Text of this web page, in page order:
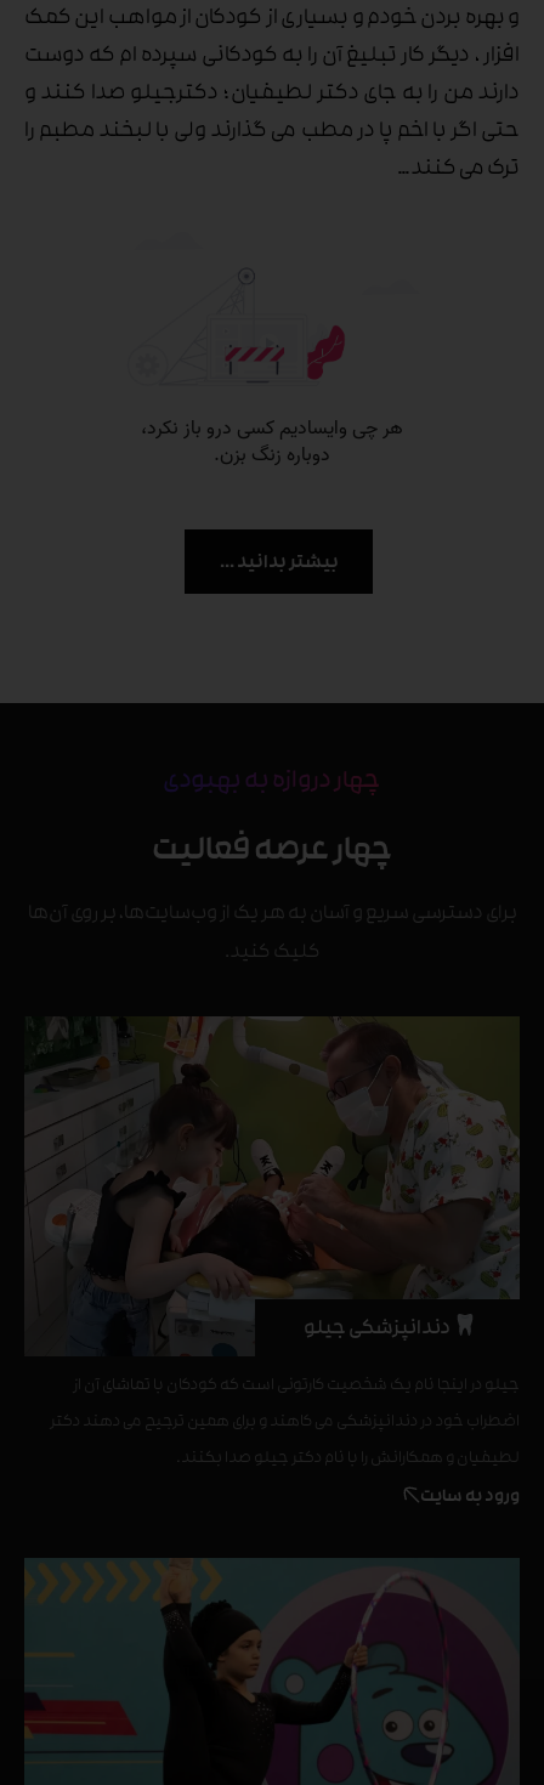
بیشتر بدانید ...
و بهره بردن خودم و بسیاری از کودکان از مواهب این کمک
افزار ، دیگر کار تبلیغ آن را به کودکانی سپرده ام که دوست
دارند من را به جای دکتر لطیفیان ؛ دکترجیلو صدا کنند و
حتی اگر با اخم پا در مطب می گذارند ولی با لبخند مطبم را
ترک می کنند …
چهار دروازه به بهبودی
چهار عرصه فعالیت
برای دسترسی سریع و آسان به هر یک از وب‌سایت‌ها، بر روی آن‌ها
کلیک کنید.
دندانپزشکی جیلو
جیلو در اینجا نام یک شخصیت کارتونی است که کودکان با تماشای آن از
اضطراب خود در دندانپزشکی می کاهند و برای همین ترجیح می دهند دکتر
لطیفیان و همکارانش را با نام دکتر جیلو صدا بکنند.
ورود به سایت